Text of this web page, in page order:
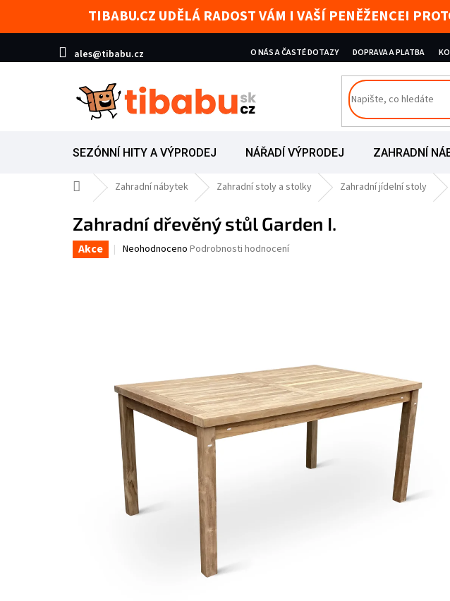
TIBABU.CZ UDĚLÁ RADOST VÁM I VAŠÍ PENĚŽENCE!
ales@tibabu.cz O NÁS A ČASTÉ DOTAZY DOPRAVA A PLATBA
SEZÓNNÍ HITY A VÝPRODEJ NÁŘADÍ VÝPRODEJ ZAHRADNÍ
Domů Zahradní nábytek Zahradní stoly a stolky Zahradní jídelní stoly
Zahradní dřevěný stůl Garden I.
Akce Průměrné hodnocení produktu je 0,0 z 5 hvězdiček.
Neohodnoceno Podrobnosti hodnocení